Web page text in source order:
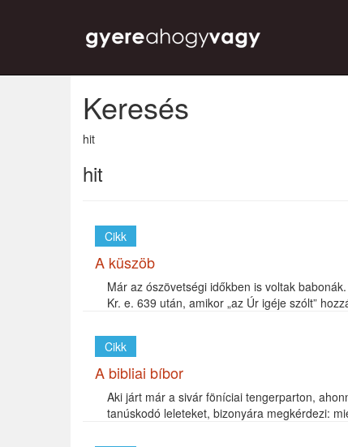
Keresés
hit
hit
Cikk
A küszöb
Már az ószövetségi időkben is voltak
Kr. e. 639 után, amikor „az Úr igéje szólt”
Cikk
A bibliai bíbor
Aki járt már a sivár föníciai tengerparton,
tanúskodó leleteket, bizonyára megkérdezi: